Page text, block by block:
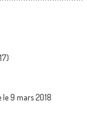
le 9 mars 2018